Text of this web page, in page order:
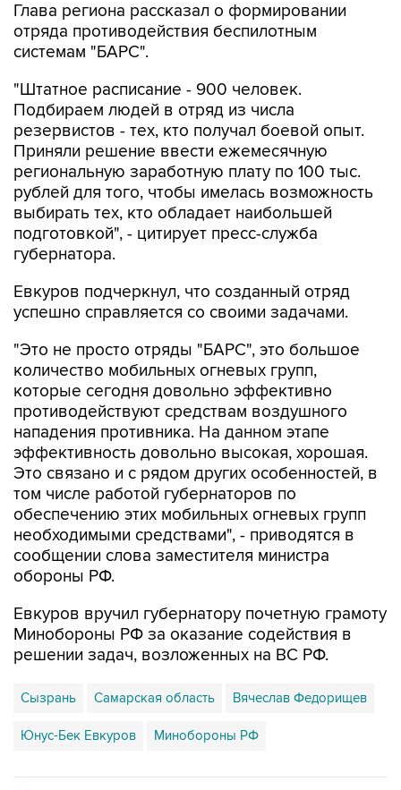
Глава региона рассказал о формировании
отряда противодействия беспилотным
системам "БАРС".
"Штатное расписание - 900 человек.
Подбираем людей в отряд из числа
резервистов - тех, кто получал боевой опыт.
Приняли решение ввести ежемесячную
региональную заработную плату по 100 тыс.
рублей для того, чтобы имелась возможность
выбирать тех, кто обладает наибольшей
подготовкой", - цитирует пресс-служба
губернатора.
Евкуров подчеркнул, что созданный отряд
успешно справляется со своими задачами.
"Это не просто отряды "БАРС", это большое
количество мобильных огневых групп,
которые сегодня довольно эффективно
противодействуют средствам воздушного
нападения противника. На данном этапе
эффективность довольно высокая, хорошая.
Это связано и с рядом других особенностей, в
том числе работой губернаторов по
обеспечению этих мобильных огневых групп
необходимыми средствами", - приводятся в
сообщении слова заместителя министра
обороны РФ.
Евкуров вручил губернатору почетную грамоту
Минобороны РФ за оказание содействия в
решении задач, возложенных на ВС РФ.
Сызрань Самарская область Вячеслав Федорищев
Юнус-Бек Евкуров Минобороны РФ